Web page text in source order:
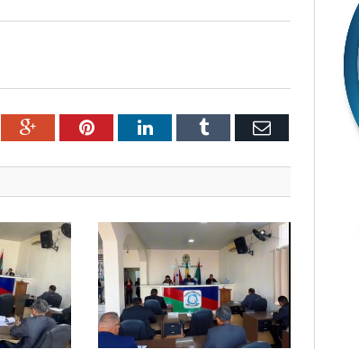
Google+PinterestLinkedInTumblr Email